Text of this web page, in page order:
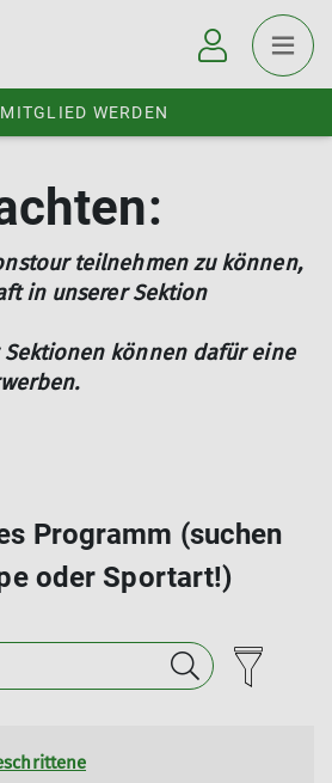
MITGLIED WERDEN
teilnehmen zu können,
in unserer Sektion
können dafür eine
Programm (suchen
oder Sportart!)